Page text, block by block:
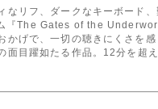
なリフ、ダークなキーボード
『The Gates of the
かげで、一切の聴きにくさを
面目躍如たる作品。12分を